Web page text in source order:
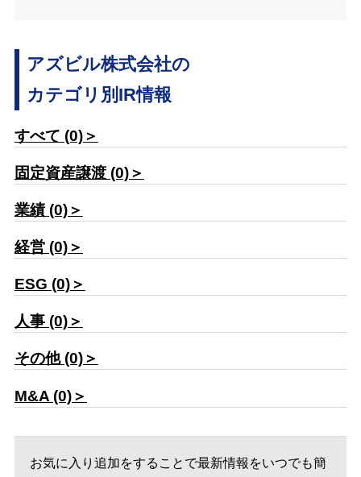
アズビル株式会社の
カテゴリ別IR情報
すべて (0)＞
固定資産譲渡 (0)＞
業績 (0)＞
経営 (0)＞
ESG (0)＞
人事 (0)＞
その他 (0)＞
M&A (0)＞
お気に入り追加をすることで最新情報をいつでも簡